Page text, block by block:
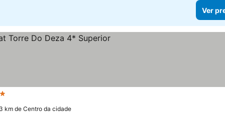
Ver
km de Centro da cidade